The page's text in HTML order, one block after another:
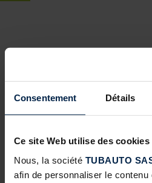
Consentement Détails
Ce site Web utilise des cookies
Nous, la société TUBAUTO
afin de personnaliser le contenu
BLOG
développement pour les
Abris de jardin avec toit lounge
valeur ajoutée pour vos clients